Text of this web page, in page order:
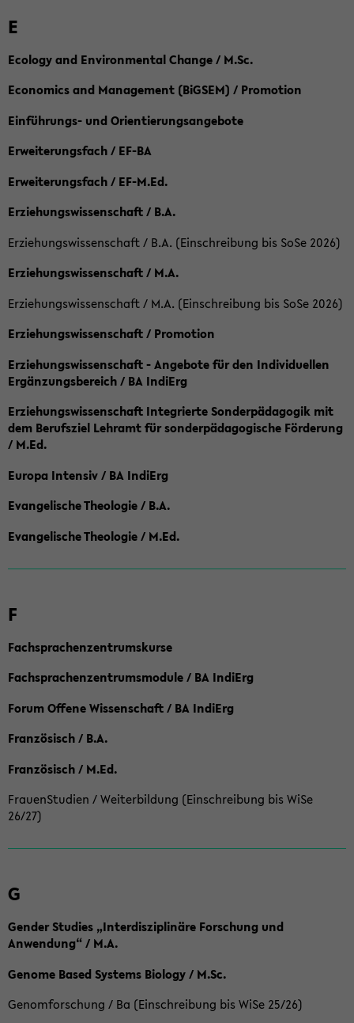
E
Ecology and Environmental Change / M.Sc.
Economics and Management (BiGSEM) / Promotion
Einführungs- und Orientierungsangebote
Erweiterungsfach / EF-BA
Erweiterungsfach / EF-M.Ed.
Erziehungswissenschaft / B.A.
Erziehungswissenschaft / B.A. (Einschreibung bis SoSe 2026)
Erziehungswissenschaft / M.A.
Erziehungswissenschaft / M.A. (Einschreibung bis SoSe 2026)
Erziehungswissenschaft / Promotion
Erziehungswissenschaft - Angebote für den Individuellen
Ergänzungsbereich / BA IndiErg
Erziehungswissenschaft Integrierte Sonderpädagogik mit
dem Berufsziel Lehramt für sonderpädagogische Förderung
/ M.Ed.
Europa Intensiv / BA IndiErg
Evangelische Theologie / B.A.
Evangelische Theologie / M.Ed.
F
Fachsprachenzentrumskurse
Fachsprachenzentrumsmodule / BA IndiErg
Forum Offene Wissenschaft / BA IndiErg
Französisch / B.A.
Französisch / M.Ed.
FrauenStudien / Weiterbildung (Einschreibung bis WiSe
26/27)
G
Gender Studies „Interdisziplinäre Forschung und
Anwendung“ / M.A.
Genome Based Systems Biology / M.Sc.
Genomforschung / Ba (Einschreibung bis WiSe 25/26)